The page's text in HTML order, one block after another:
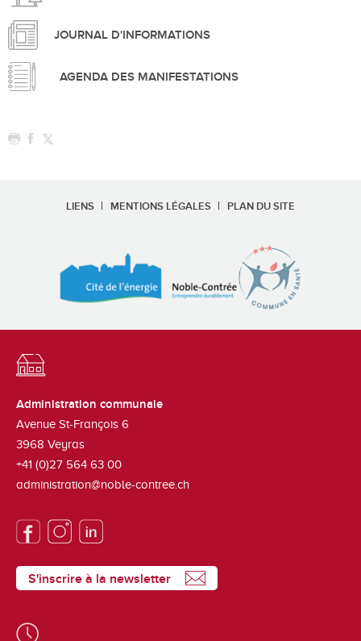
JOURNAL D'INFORMATIONS
AGENDA DES MANIFESTATIONS
LIENS MENTIONS LÉGALES PLAN DU SITE
Administration communale
Avenue St-François 6
3968 Veyras
+41 (0)27 564 63 00
administration@noble-contree.ch
S'inscrire à la newsletter